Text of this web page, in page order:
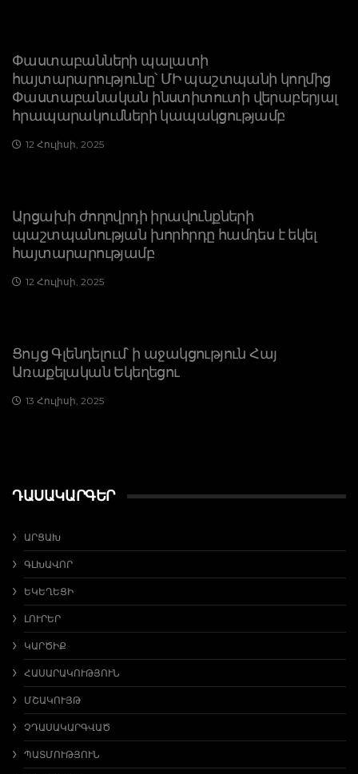
Փաստաբանների պալատի
հայտարարությունը՝ ՄԻ պաշտպանի կողմից
Փաստաբանական ինստիտուտի վերաբերյալ
հրապարակումների կապակցությամբ
12 Հուլիսի, 2025
Արցախի ժողովրդի իրավունքների
պաշտպանության խորհրդը համդես է եկել
հայտարարությամբ
12 Հուլիսի, 2025
Ցույց Գլենդելում՝ ի աջակցություն Հայ
Առաքելական Եկեղեցու
13 Հուլիսի, 2025
ԴԱՍԱԿԱՐԳԵՐ
ԱՐՑԱԽ
ԳԼԽԱՎՈՐ
ԵԿԵՂԵՑԻ
ԼՈՒՐԵՐ
ԿԱՐԾԻՔ
ՀԱՍԱՐԱԿՈՒԹՅՈՒՆ
ՄՇԱԿՈՒՅԹ
ՉԴԱՍԱԿԱՐԳՎԱԾ
ՊԱՏՄՈՒԹՅՈՒՆ